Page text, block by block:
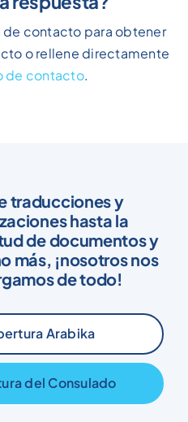
de contacto para obtener
o rellene directamente
de contacto.
traducciones y
hasta la
de documentos y
más, ¡nosotros nos
de todo!
Arabika
del Consulado